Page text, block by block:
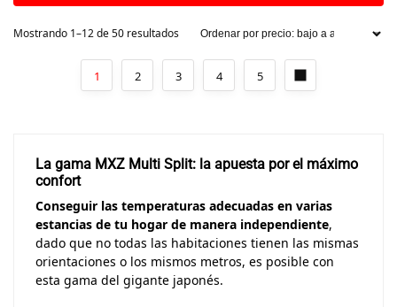
Mostrando 1–12 de 50 resultados
1 2 3 4 5
La gama MXZ Multi Split: la apuesta por el máximo
confort
Conseguir las temperaturas adecuadas en varias
estancias de tu hogar de manera independiente,
dado que no todas las habitaciones tienen las mismas
orientaciones o los mismos metros, es posible con
esta gama del gigante japonés.